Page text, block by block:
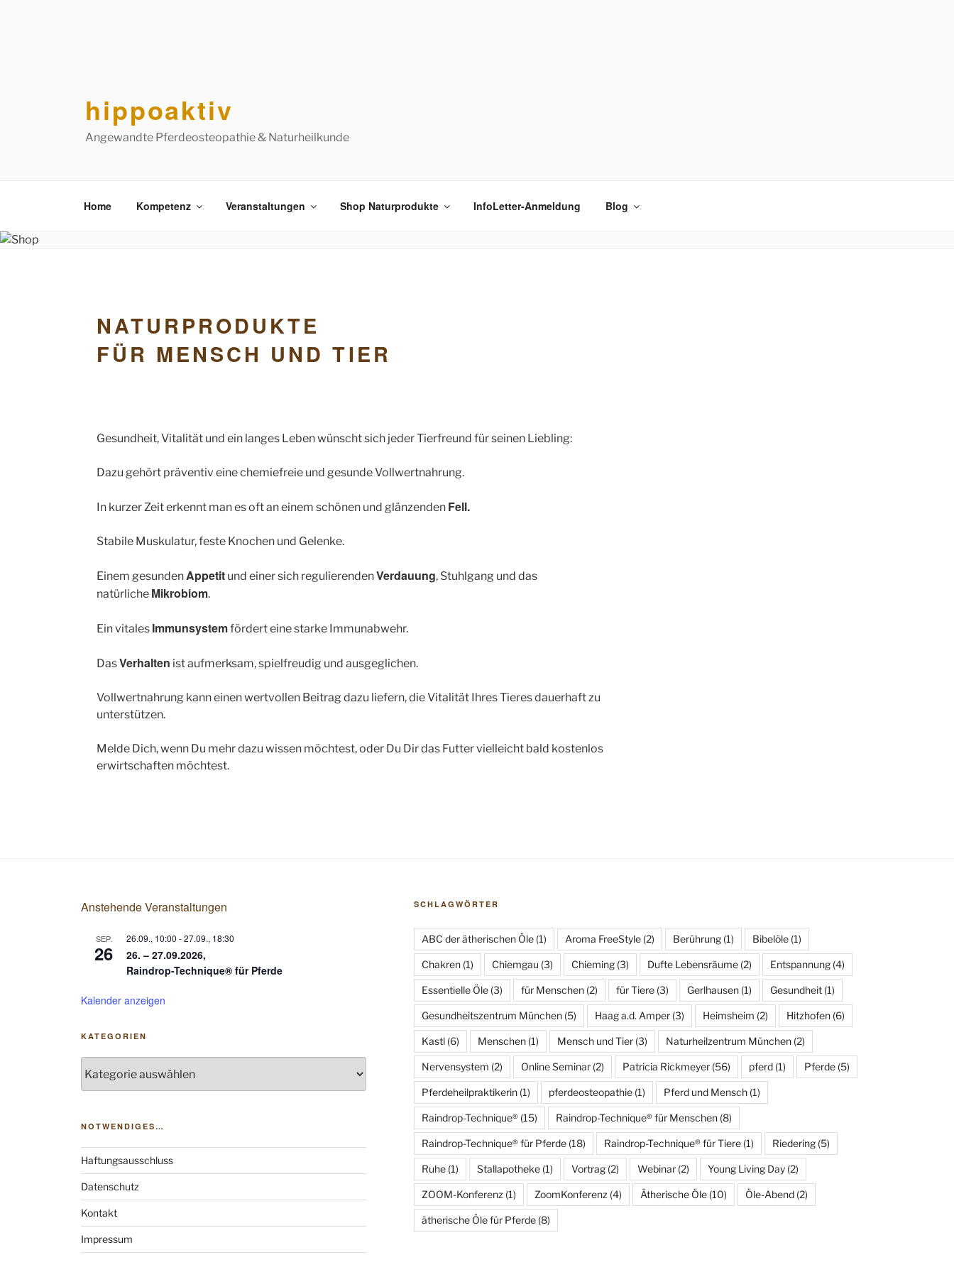
hippoaktiv
Angewandte Pferdeosteopathie & Naturheilkunde
Home Kompetenz Veranstaltungen Shop Naturprodukte InfoLetter-Anmeldung Blog
NATURPRODUKTE
FÜR MENSCH UND TIER
Gesundheit, Vitalität und ein langes Leben wünscht sich jeder Tierfreund für seinen Liebling:
Dazu gehört präventiv eine chemiefreie und gesunde Vollwertnahrung.
In kurzer Zeit erkennt man es oft an einem schönen und glänzenden Fell.
Stabile Muskulatur, feste Knochen und Gelenke.
Einem gesundenAppetit und einer sich regulierendenVerdauung, Stuhlgang und das
natürliche Mikrobiom.
Ein vitales Immunsystemfördert eine starke Immunabwehr.
DasVerhalten ist aufmerksam, spielfreudig und ausgeglichen.
Vollwertnahrung kann einen wertvollen Beitrag dazu liefern, die Vitalität Ihres Tieres dauerhaft zu
unterstützen.
Melde Dich, wenn Du mehr dazu wissen möchtest, oder Du Dir das Futter vielleicht bald kostenlos
erwirtschaften möchtest.
Anstehende Veranstaltungen
SEP.
26
26.09., 10:00 -27.09., 18:30
26. – 27.09.2026,
Raindrop-Technique® für Pferde
Kalender anzeigen
KATEGORIEN
NOTWENDIGES…
Haftungsausschluss
Datenschutz
Kontakt
Impressum
SCHLAGWÖRTER
ABC der ätherischen Öle(1) Aroma FreeStyle(2) Berührung(1) Bibelöle(1)
Chakren(1) Chiemgau (3) Chieming(3) Dufte Lebensräume(2) Entspannung(4)
Essentielle Öle(3) für Menschen(2) für Tiere(3) Gerlhausen(1) Gesundheit(1)
Gesundheitszentrum München(5) Haag a.d. Amper(3) Heimsheim (2) Hitzhofen(6)
Kastl(6) Menschen(1) Mensch und Tier(3) Naturheilzentrum München(2)
Nervensystem (2) Online Seminar(2) Patricia Rickmeyer(56) pferd(1) Pferde(5)
Pferdeheilpraktikerin(1) pferdeosteopathie(1) Pferd und Mensch(1)
Raindrop-Technique®(15) Raindrop-Technique® für Menschen(8)
Raindrop-Technique® für Pferde(18) Raindrop-Technique® für Tiere(1) Riedering(5)
Ruhe(1) Stallapotheke(1) Vortrag(2) Webinar(2) Young Living Day(2)
ZOOM-Konferenz (1) ZoomKonferenz (4) Ätherische Öle(10) Öle-Abend(2)
ätherische Öle für Pferde(8)